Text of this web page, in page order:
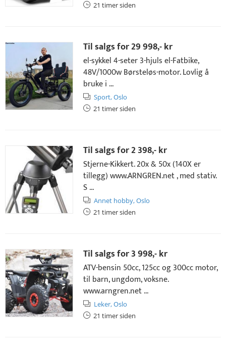
21 timer siden
Til salgs for29 998,- kr
el-sykkel 4-seter 3-hjuls el-Fatbike,
48V/1000w Børsteløs-motor. Lovlig å
bruke i ...
Sport,Oslo
21 timer siden
Til salgs for2 398,- kr
Stjerne-Kikkert. 20x & 50x (140X er
tillegg) www.ARNGREN.net , med stativ.
S ...
Annet hobby,Oslo
21 timer siden
Til salgs for3 998,- kr
ATV-bensin 50cc, 125cc og 300cc motor,
til barn, ungdom, voksne.
www.arngren.net ...
Leker,Oslo
21 timer siden